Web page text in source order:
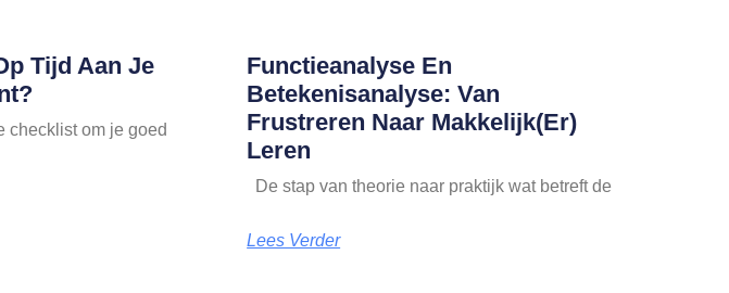
Tijd Aan Je
checklist om je goed
Functieanalyse En
Betekenisanalyse: Van
Frustreren Naar Makkelijk(er)
Leren
De stap van theorie naar praktijk wat betreft de
Lees Verder